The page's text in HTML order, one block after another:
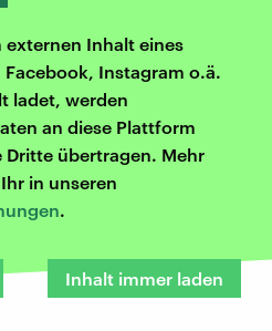
externen Inhalt eines
Instagram o.ä.
ladet, werden
an diese Plattform
übertragen. Mehr
in unseren
.
Inhalt immer laden